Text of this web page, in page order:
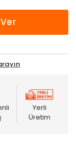
Yerli
Üretim